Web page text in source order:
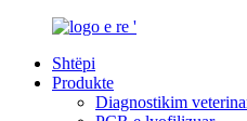
Shtëpi
Produkte
Diagnostikim